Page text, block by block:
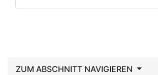
ZUM ABSCHNITT NAVIGIEREN